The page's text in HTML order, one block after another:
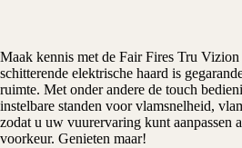
Maak kennis met de Fair Fires Tru
schitterende elektrische haard is
ruimte. Met onder andere de touch
instelbare standen voor vlamsnelheid,
zodat u uw vuurervaring kunt aanpassen
voorkeur. Genieten maar!